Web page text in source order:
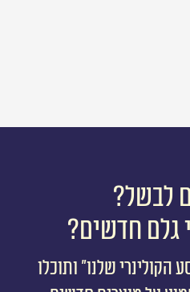
לבשל?
גלם חדשים?
הקולינרי שלנו״ ותוכלו